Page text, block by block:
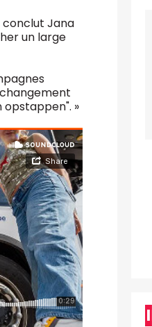
conclut Jana
un large
»